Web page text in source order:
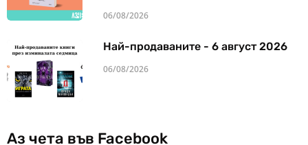
06/08/2026
Най-продаваните - 6 август 2026
06/08/2026
Аз чета във Facebook